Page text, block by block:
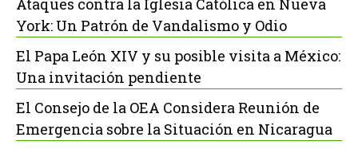
Ataques contra la Iglesia Católica en Nueva
York: Un Patrón de Vandalismo y Odio
El Papa León XIV y su posible visita a México:
Una invitación pendiente
El Consejo de la OEA Considera Reunión de
Emergencia sobre la Situación en Nicaragua